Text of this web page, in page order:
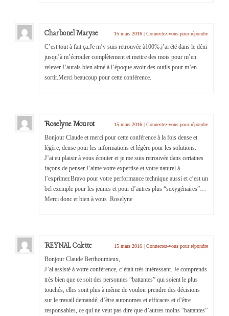
Charbonel Maryse 15 mars 2016 | Connectez-vous pour répondre
C’est tout à fait ça.Je m’y suis retrouvée à100%.j’ai été dans le déni
jusqu’à m’écrouler complètement et mettre des mois pour m’en
relever.J’aurais bien aimé à l’époque avoir des outils pour m’en
sortir.Merci beaucoup pour cette conférence.
Roselyne Mourot 15 mars 2016 | Connectez-vous pour répondre
Bonjour Claude et merci pour cette conférence à la fois dense et
légère, dense pour les informations et légère pour les solutions.
J’ai eu plaisir à vous écouter et je me suis retrouvée dans certaines
façons de penser.J’aime votre expertise et votre naturel à
l’exprimer.Bravo pour votre performance technique aussi et c’est un
bel exemple pour les jeunes et pour d’autres plus “sexygénaires”…
Merci donc et bien à vous .Roselyne
REYNAL Colette 15 mars 2016 | Connectez-vous pour répondre
Bonjour Claude Berthoumieux,
J’ai assisté à votre conférence, c’était très intéressant. Je comprends
très bien que ce soit des personnes “battantes” qui soient le plus
touchés, elles sont plus à même de vouloir prendre des décisions
sur le travail demandé, d’être autonomes et efficaces et d’être
responsables, ce qui ne veut pas dire que d’autres moins “battantes”